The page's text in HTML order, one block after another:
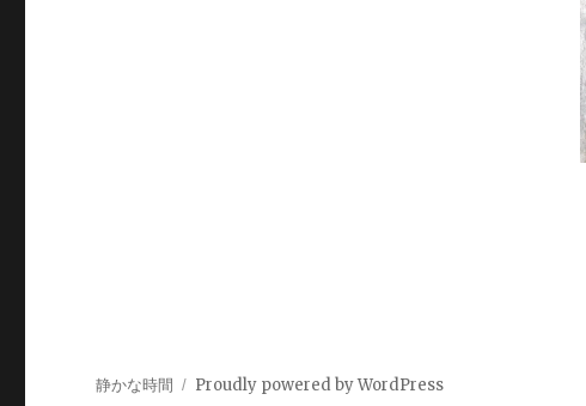
静かな時間 Proudly powered by WordPress